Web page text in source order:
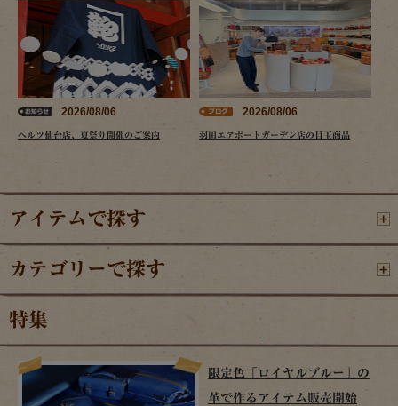
2026/08/06
ヘルツ仙台店、夏祭り開催のご案内
2026/08/06
羽田エアポートガーデン店の目玉商品
アイテムで探す
カテゴリーで探す
特集
限定色「ロイヤルブルー」の
革で作るアイテム販売開始